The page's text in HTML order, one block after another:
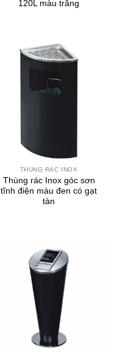
120L màu trắng
THÙNG RÁC INOX
Thùng rác Inox góc sơn
tĩnh điện màu đen có gạt
tàn